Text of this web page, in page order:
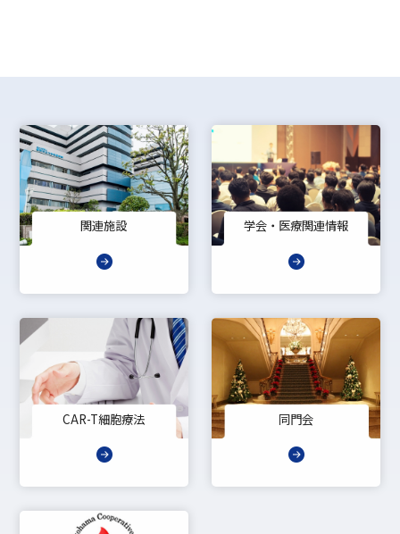
関連施設 学会・医療関連情報
CAR-T細胞療法 同門会